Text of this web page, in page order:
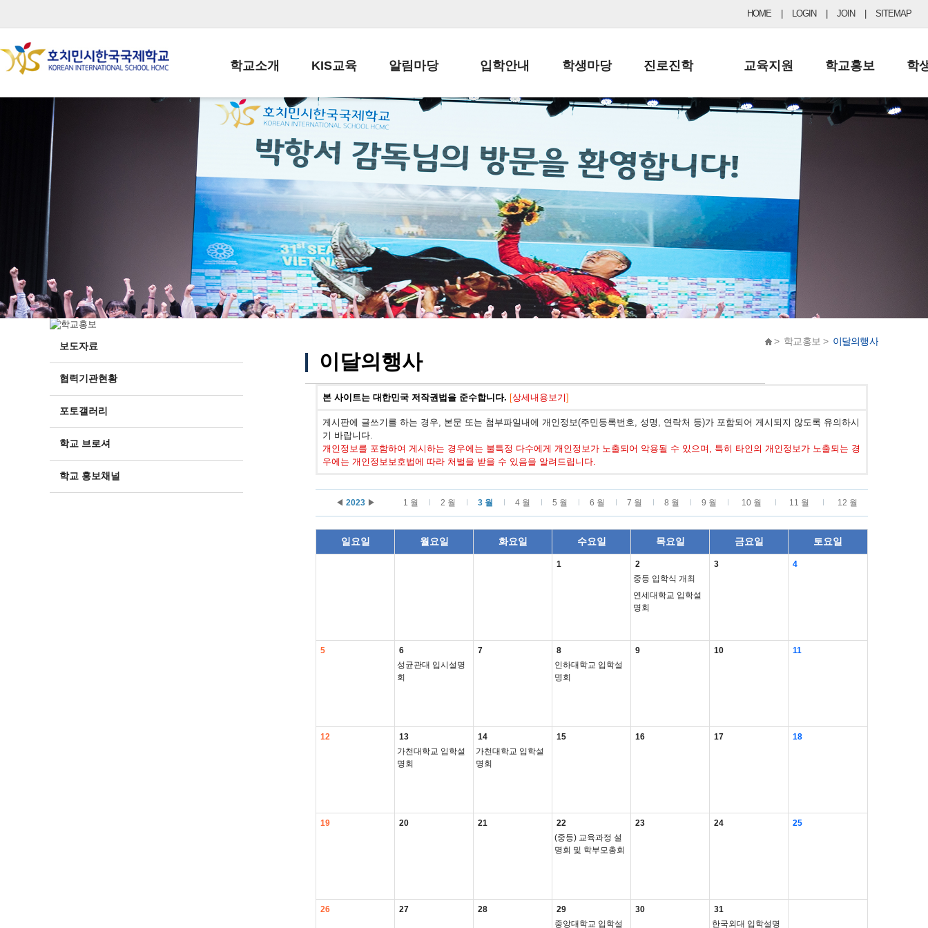
HOME LOGIN JOIN SITEMAP
학교소개
학교장인사말
학교상징
학교연혁
교직원현황
학생현황
위치/전화
전경사진
KIS교육
교육목표
학사일정
일과시간표
성과평가자료
알림마당
공지사항
납부금 안내
스쿨버스 운행 안내
급식안내
서식자료실
학부모방
정기고사 기출문제
입학안내
전-편입 서류양식
입학금/수업료
교복구입안내
학생마당
학생생활규정
학교신문
자율진로동아리
유초등 소식지
진로진학
공지사항 및 입시자료
드림레터
교육지원
행정실
학교운영위원회
학교건축기금
학교홍보
보도자료
학
보도자료
협력기관현황
포토갤러리
학교 브로셔
학교 홍보채널
> 학교홍보 > 이달의행사
이달의행사
본 사이트는 대한민국 저작권법을 준수합니다. [상세내용보기]
게시판에 글쓰기를 하는 경우, 본문 또는 첨부파일내에 개인정보(주민등록번호, 성명, 연락처 등)가 포함되어 게시되지 않도록 유의하시
기 바랍니다.
개인정보를 포함하여 게시하는 경우에는 불특정 다수에게 개인정보가 노출되어 악용될 수 있으며, 특히 타인의 개인정보가 노출되는 경
우에는 개인정보보호법에 따라 처벌을 받을 수 있음을 알려드립니다.
◀ 2023 ▶ 1 월 2 월 3 월 4 월 5 월 6 월 7 월 8 월 9 월 10 월 11 월 12 월
일요일 월요일 화요일 수요일 목요일 금요일 토요일
1
2
중등 입학식 개최
연세대학교 입학설
명회
3 4
5
6
성균관대 입시설명
회
7
8
인하대학교 입학설
명회
9 10 11
12
13
가천대학교 입학설
명회
14
가천대학교 입학설
명회
15 16 17 18
19 20 21
22
(중등) 교육과정 설
명회 및 학부모총회
23 24 25
26 27 28
29
중앙대학교 입학설
30
31
한국외대 입학설명